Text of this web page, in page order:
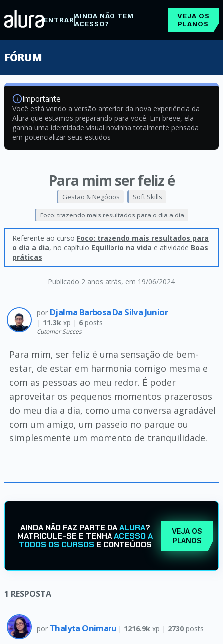
ENTRARAINDA NÃO TEM
ACESSO?
VEJA OS
PLANOS
FÓRUM
Importante
Você está vendo a versão anterior da nova experiência da
Alura que estamos preparando para você. Em breve, ela
ganha uma identidade visual novinha totalmente pensada
em potencializar seus estudos!
Para mim ser feliz é
Publicado 2 anos atrás, em 19/06/2024
Gestão & Negócios Soft Skills
Foco: trazendo mais resultados para o dia a dia
Referente ao curso Foco: trazendo mais resultados para
o dia a dia, no capítulo Equilíbrio na vida e atividade Boas
práticas
por Djalma Barbosa Da Silva Junior
| 11.3kxp | 6posts
Cutomer Succes
Para mim, ser feliz é uma sensação de bem-
estar, de estar em harmonia comigo mesma e
com as pessoas ao meu redor. É poder
aproveitar os pequenos momentos prazerosos
do meu dia a dia, como uma conversa agradável
com um amigo, um passeio no parque ou
simplesmente um momento de tranquilidade.
AINDA NÃO FAZ PARTE DAALURA?
MATRICULE-SE E TENHAACESSO A
TODOS OS CURSOS E CONTEÚDOS
VEJA OS
PLANOS
1 RESPOSTA
por Thalyta Onimaru | 1216.9k xp | 2730 posts